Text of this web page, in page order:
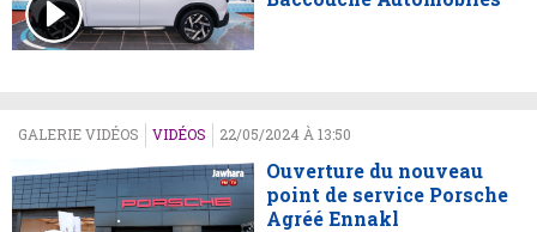
GALERIE VIDÉOS VIDÉOS 22/05/2024 À 13:50
Ouverture du nouveau
point de service Porsche
Agréé Ennakl